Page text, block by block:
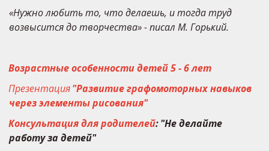
«Нужно любить то, что делаешь, и тогда труд
возвысится до творчества» - писал М. Горький.
Возрастные особенности детей 5 - 6 лет
Презентация"Развитие графомоторных навыков
через элементы рисования"
Консультация для родителей:"Не делайте
работу за детей"